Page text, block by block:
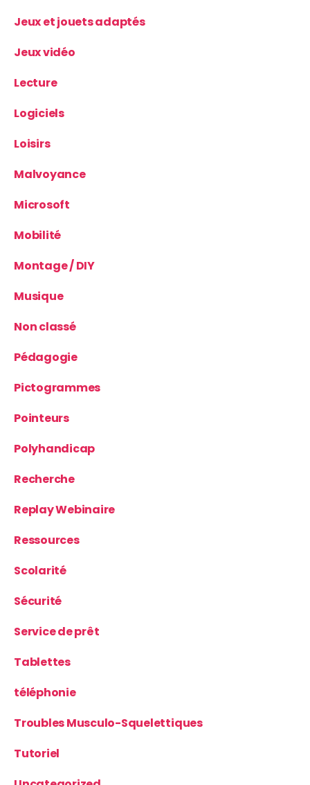
Jeux et jouets adaptés
Jeux vidéo
Lecture
Logiciels
Loisirs
Malvoyance
Microsoft
Mobilité
Montage / DIY
Musique
Non classé
Pédagogie
Pictogrammes
Pointeurs
Polyhandicap
Recherche
Replay Webinaire
Ressources
Scolarité
Sécurité
Service de prêt
Tablettes
téléphonie
Troubles Musculo-Squelettiques
Tutoriel